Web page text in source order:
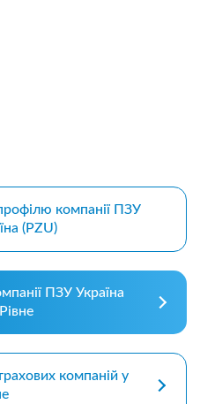
компанії ПЗУ
(PZU)
ПЗУ Україна
компаній у